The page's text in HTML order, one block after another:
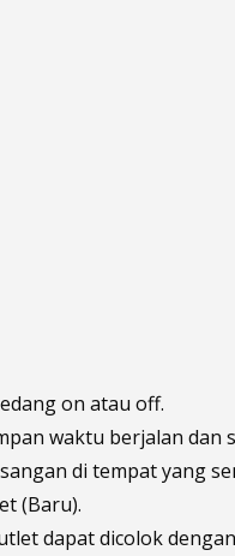
on atau off.
waktu berjalan dan
di tempat yang
(Baru).
dapat dicolok